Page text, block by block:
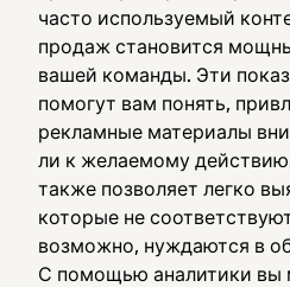
часто используемый
продаж становится
вашей команды. Эти
помогут вам понять,
рекламные материалы
ли к желаемому
также позволяет легко
которые не
возможно, нуждаются в
С помощью аналитики вы